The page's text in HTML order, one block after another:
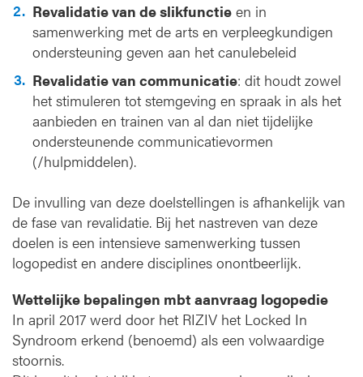
Revalidatie van de slikfunctie en in
samenwerking met de arts en verpleegkundigen
ondersteuning geven aan het canulebeleid
Revalidatie van communicatie: dit houdt zowel
het stimuleren tot stemgeving en spraak in als het
aanbieden en trainen van al dan niet tijdelijke
ondersteunende communicatievormen
(/hulpmiddelen).
De invulling van deze doelstellingen is afhankelijk van
de fase van revalidatie. Bij het nastreven van deze
doelen is een intensieve samenwerking tussen
logopedist en andere disciplines onontbeerlijk.
Wettelijke bepalingen mbt aanvraag logopedie
In april 2017 werd door het RIZIV het Locked In
Syndroom erkend (benoemd) als een volwaardige
stoornis.